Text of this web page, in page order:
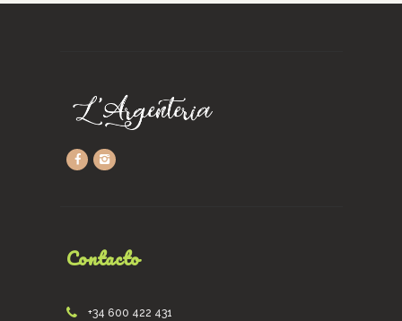
Contacto
+34 600 422 431